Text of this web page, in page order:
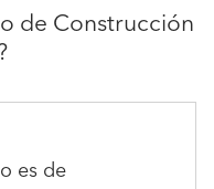
de Construcción
es de